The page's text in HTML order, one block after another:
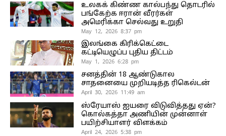
உலகக் கிண்ண கால்பந்து தொடரில்
பங்கேற்க ஈரான் வீரர்கள்
அமெரிக்கா செல்வது உறுதி
May 12, 2026 8:37 pm
இலங்கை கிரிக்கெட்டை
கட்டியெழுப்ப புதிய திட்டம்
May 1, 2026 6:28 pm
சனத்தின் 18 ஆண்டுகால
சாதனையை முறியடித்த ரிகெல்டன்
April 30, 2026 11:49 am
ஸ்ரேயாஸ் ஐயரை விடுவித்தது ஏன்?
கொல்கத்தா அணியின் முன்னாள்
பயிற்சியாளர் விளக்கம்
April 24, 2026 5:38 pm